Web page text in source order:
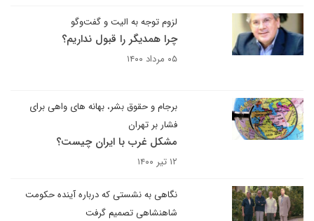
لزوم توجه به الیت و گفت‌وگو
چرا همدیگر را قبول نداریم؟
۰۵ مرداد ۱۴۰۰
برجام و حقوق بشر، بهانه های واهی برای
فشار بر تهران
مشکل غرب با ایران چیست؟
۱۲ تیر ۱۴۰۰
نگاهی به نشستی که درباره آینده حکومت
شاهنشاهی تصمیم گرفت